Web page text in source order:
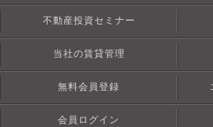
不動産投資セミナー
当社の賃貸管理
無料会員登録
会員ログイン